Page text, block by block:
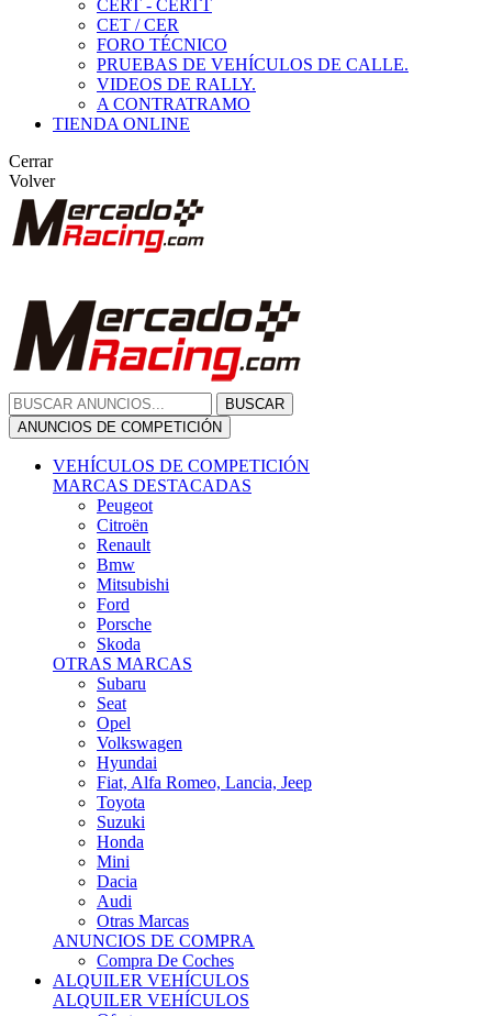
CERT - CERTT
CET / CER
FORO TÉCNICO
PRUEBAS DE VEHÍCULOS DE CALLE.
VIDEOS DE RALLY.
A CONTRATRAMO
TIENDA ONLINE
Cerrar
Volver
BUSCAR
ANUNCIOS DE COMPETICIÓN
VEHÍCULOS DE COMPETICIÓN
MARCAS DESTACADAS
Peugeot
Citroën
Renault
Bmw
Mitsubishi
Ford
Porsche
Skoda
OTRAS MARCAS
Subaru
Seat
Opel
Volkswagen
Hyundai
Fiat, Alfa Romeo, Lancia, Jeep
Toyota
Suzuki
Honda
Mini
Dacia
Audi
Otras Marcas
ANUNCIOS DE COMPRA
Compra De Coches
ALQUILER VEHÍCULOS
ALQUILER VEHÍCULOS
Ofertas
Búsquedas